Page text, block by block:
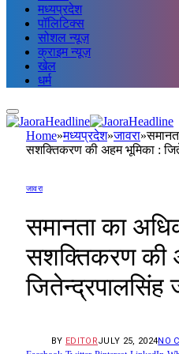
मध्यप्रदेश
पॉलिटिक्स
सोशल न्यूज़
क्राइम न्यूज़
खेल
धर्म
Home»मध्यप्रदेश»जावरा»
सशक्तिकरण की अहम भूमिका :
जावरा
समानता का
सशक्तिकरण की
जितेन्द्रपालसिंह
BY EDITORJULY 25, 2024NO